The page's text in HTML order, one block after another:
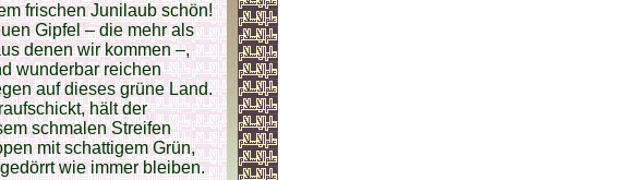
frischen Junilaub schön!
Gipfel – die mehr als
denen wir kommen –,
wunderbar reichen
auf dieses grüne Land.
hält der
schmalen Streifen
mit schattigem Grün,
wie immer bleiben.